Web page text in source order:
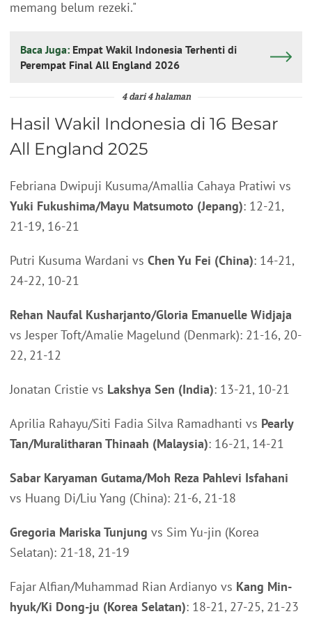
memang belum rezeki."
Baca Juga: Empat Wakil Indonesia Terhenti di
Perempat Final All England 2026
4 dari 4 halaman
Hasil Wakil Indonesia di 16 Besar
All England 2025
Febriana Dwipuji Kusuma/Amallia Cahaya Pratiwi vs
Yuki Fukushima/Mayu Matsumoto (Jepang): 12-21,
21-19, 16-21
Putri Kusuma Wardani vs Chen Yu Fei (China): 14-21,
24-22, 10-21
Rehan Naufal Kusharjanto/Gloria Emanuelle Widjaja
vs Jesper Toft/Amalie Magelund (Denmark): 21-16, 20-
22, 21-12
Jonatan Cristie vs Lakshya Sen (India): 13-21, 10-21
Aprilia Rahayu/Siti Fadia Silva Ramadhanti vs Pearly
Tan/Muralitharan Thinaah (Malaysia): 16-21, 14-21
Sabar Karyaman Gutama/Moh Reza Pahlevi Isfahani
vs Huang Di/Liu Yang (China): 21-6, 21-18
Gregoria Mariska Tunjung vs Sim Yu-jin (Korea
Selatan): 21-18, 21-19
Fajar Alfian/Muhammad Rian Ardianyo vs Kang Min-
hyuk/Ki Dong-ju (Korea Selatan): 18-21, 27-25, 21-23